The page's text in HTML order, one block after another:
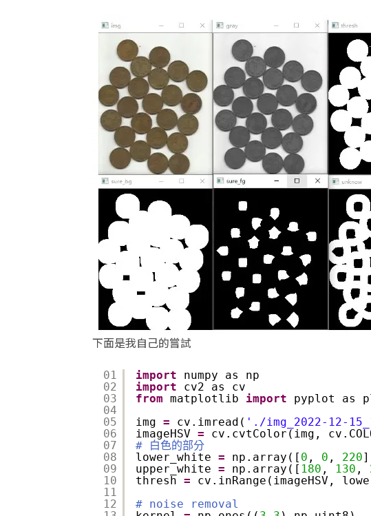
下面是我自己的嘗試
01
02
03
04
05
06
07
08
09
10
11
12
import
numpy as np
import
cv2 as cv
from
matplotlib import
pyplot as
img = cv.imread( './img_2022-12-
imageHSV =
cv.cvtColor(img,
# 白色的部分
lower_white = np.array([ 0 , 0 , 220
upper_white = np.array([ 180 , 130 ,
thresh =
cv.inRange(imageHSV,
# noise removal